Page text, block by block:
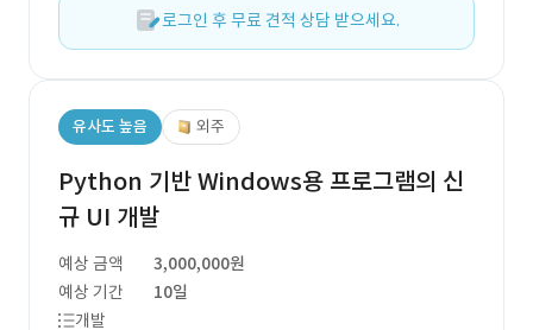
로그인 후 무료 견적 상담 받으세요.
유사도 높음 외주
Python 기반 Windows용 프로그램의 신
규 UI 개발
예상 금액
3,000,000원
예상 기간
10일
개발